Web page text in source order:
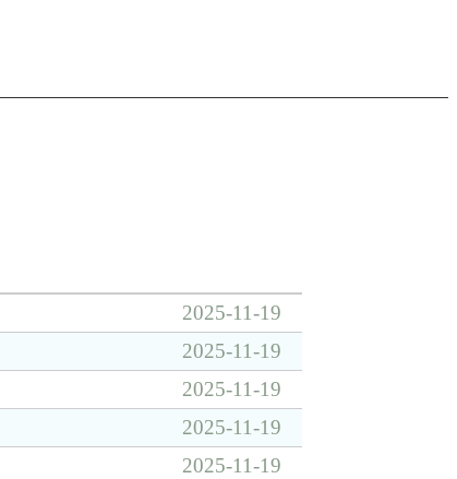
2025-11-19
2025-11-19
2025-11-19
2025-11-19
2025-11-19